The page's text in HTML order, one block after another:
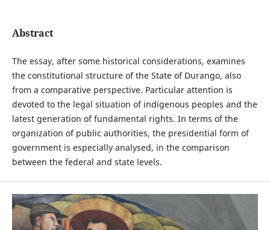
Abstract
The essay, after some historical considerations, examines
the constitutional structure of the State of Durango, also
from a comparative perspective. Particular attention is
devoted to the legal situation of indigenous peoples and the
latest generation of fundamental rights. In terms of the
organization of public authorities, the presidential form of
government is especially analysed, in the comparison
between the federal and state levels.